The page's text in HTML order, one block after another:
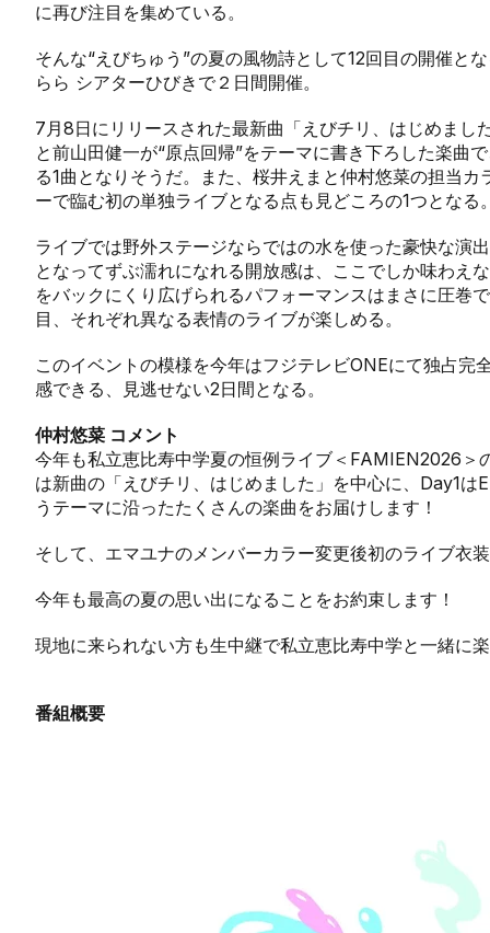
に再び注目を集めている。
そんな“えびちゅう”の夏の風物詩として12回目の開催と
らら シアターひびきで２日間開催。
7月8日にリリースされた最新曲「えびチリ、はじめまし
と前山田健一が“原点回帰”をテーマに書き下ろした楽曲
る1曲となりそうだ。また、桜井えまと仲村悠菜の担当
ーで臨む初の単独ライブとなる点も見どころの1つとなる
ライブでは野外ステージならではの水を使った豪快な演
となってずぶ濡れになれる開放感は、ここでしか味わえ
をバックにくり広げられるパフォーマンスはまさに圧巻
目、それぞれ異なる表情のライブが楽しめる。
このイベントの模様を今年はフジテレビONEにて独占完
感できる、見逃せない2日間となる。
仲村悠菜 コメント
今年も私立恵比寿中学夏の恒例ライブ＜FAMIEN2026
は新曲の「えびチリ、はじめました」を中心に、Day1
うテーマに沿ったたくさんの楽曲をお届けします！
そして、エマユナのメンバーカラー変更後初のライブ衣
今年も最高の夏の思い出になることをお約束します！
現地に来られない方も生中継で私立恵比寿中学と一緒に
番組概要